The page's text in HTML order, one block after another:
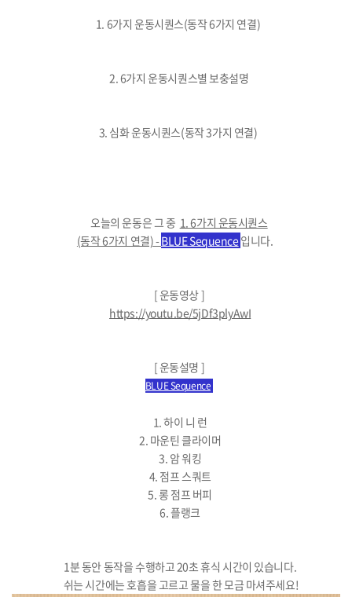
1. 6가지 운동시퀀스(동작 6가지 연결)
2. 6가지 운동시퀀스별 보충설명
3. 심화 운동시퀀스(동작 3가지 연결)
오늘의 운동은 그 중 1. 6가지 운동시퀀스
(동작 6가지 연결) -BLUE Sequence입니다.
[ 운동영상 ]
https://youtu.be/5jDf3plyAwI
[ 운동설명 ]
BLUE Sequence
1. 하이 니 런
2. 마운틴 클라이머
3. 암 워킹
4. 점프 스쿼트
5. 롱 점프 버피
6. 플랭크
1분 동안 동작을 수행하고 20초 휴식 시간이 있습니다.
쉬는 시간에는 호흡을 고르고 물을 한 모금 마셔주세요!